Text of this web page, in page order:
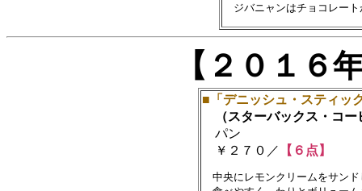
【２０１
■「デニッシュ・スティ
（スターバックス・コー
パン
￥２７０／ 【６点】
中央にレモンクリームをサン